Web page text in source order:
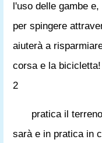
l'uso delle gambe
per spingere
aiuterà a
corsa e la bicicletta!
2
pratica il
sarà e in pratica in